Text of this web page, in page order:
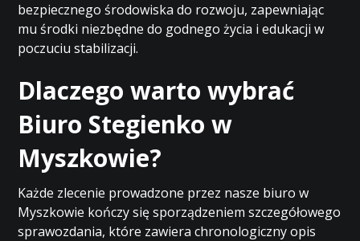
bezpiecznego środowiska do rozwoju, zapewniając
mu środki niezbędne do godnego życia i edukacji w
poczuciu stabilizacji.
Dlaczego warto wybrać
Biuro Stegienko w
Myszkowie?
Każde zlecenie prowadzone przez nasze biuro w
Myszkowie kończy się sporządzeniem szczegółowego
sprawozdania, które zawiera chronologiczny opis